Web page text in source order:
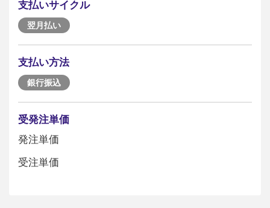
支払いサイクル
翌月払い
支払い方法
銀行振込
受発注単価
発注単価
受注単価